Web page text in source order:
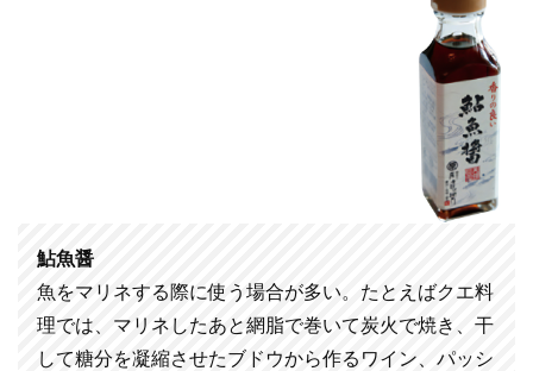
鮎魚醤
魚をマリネする際に使う場合が多い。たとえばクエ料
理では、マリネしたあと網脂で巻いて炭火で焼き、干
して糖分を凝縮させたブドウから作るワイン、パッシ